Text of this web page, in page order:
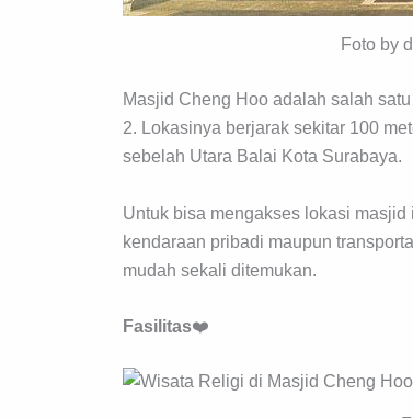
Foto by
Masjid Cheng Hoo adalah salah
2. Lokasinya berjarak sekitar 100
sebelah Utara Balai Kota Surabaya.
Untuk bisa mengakses lokasi
kendaraan pribadi maupun
mudah sekali ditemukan.
Fasilitas❤️